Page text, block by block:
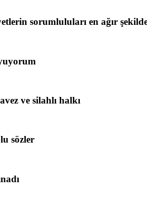
sorumluluları en ağır şekilde
ve silahlı halkı
sözler